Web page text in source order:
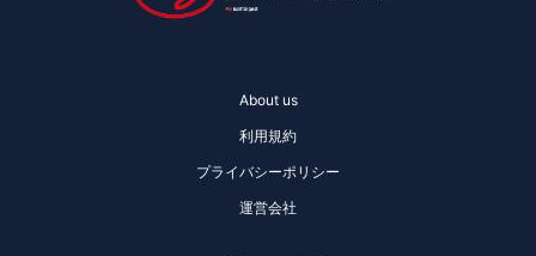
About us
利用規約
プライバシーポリシー
運営会社